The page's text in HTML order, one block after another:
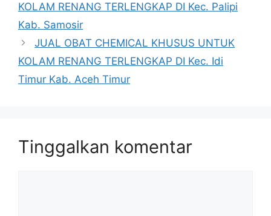
KOLAM RENANG TERLENGKAP DI Kec. Palipi
Kab. Samosir
JUAL OBAT CHEMICAL KHUSUS UNTUK
KOLAM RENANG TERLENGKAP DI Kec. Idi
Timur Kab. Aceh Timur
Tinggalkan komentar